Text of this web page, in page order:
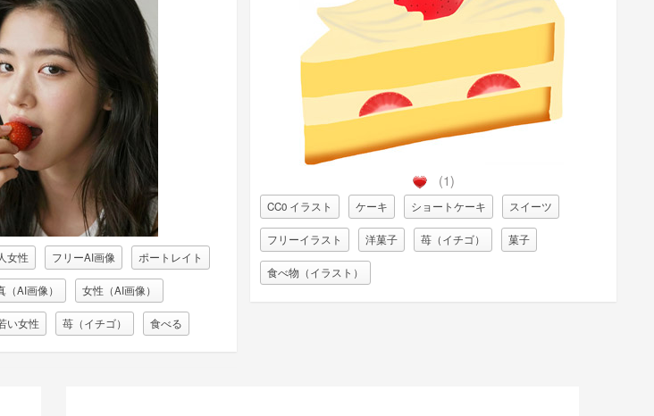
女性 フリーAI画像 ポートレイト
（AI画像） 女性（AI画像）
い女性 苺（イチゴ） 食べる
(1)
CC0 イラスト ケーキ ショートケーキ スイーツ
フリーイラスト 洋菓子 苺（イチゴ） 菓子
食べ物（イラスト）